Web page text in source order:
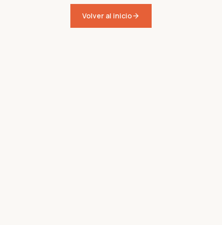
Volver al inicio